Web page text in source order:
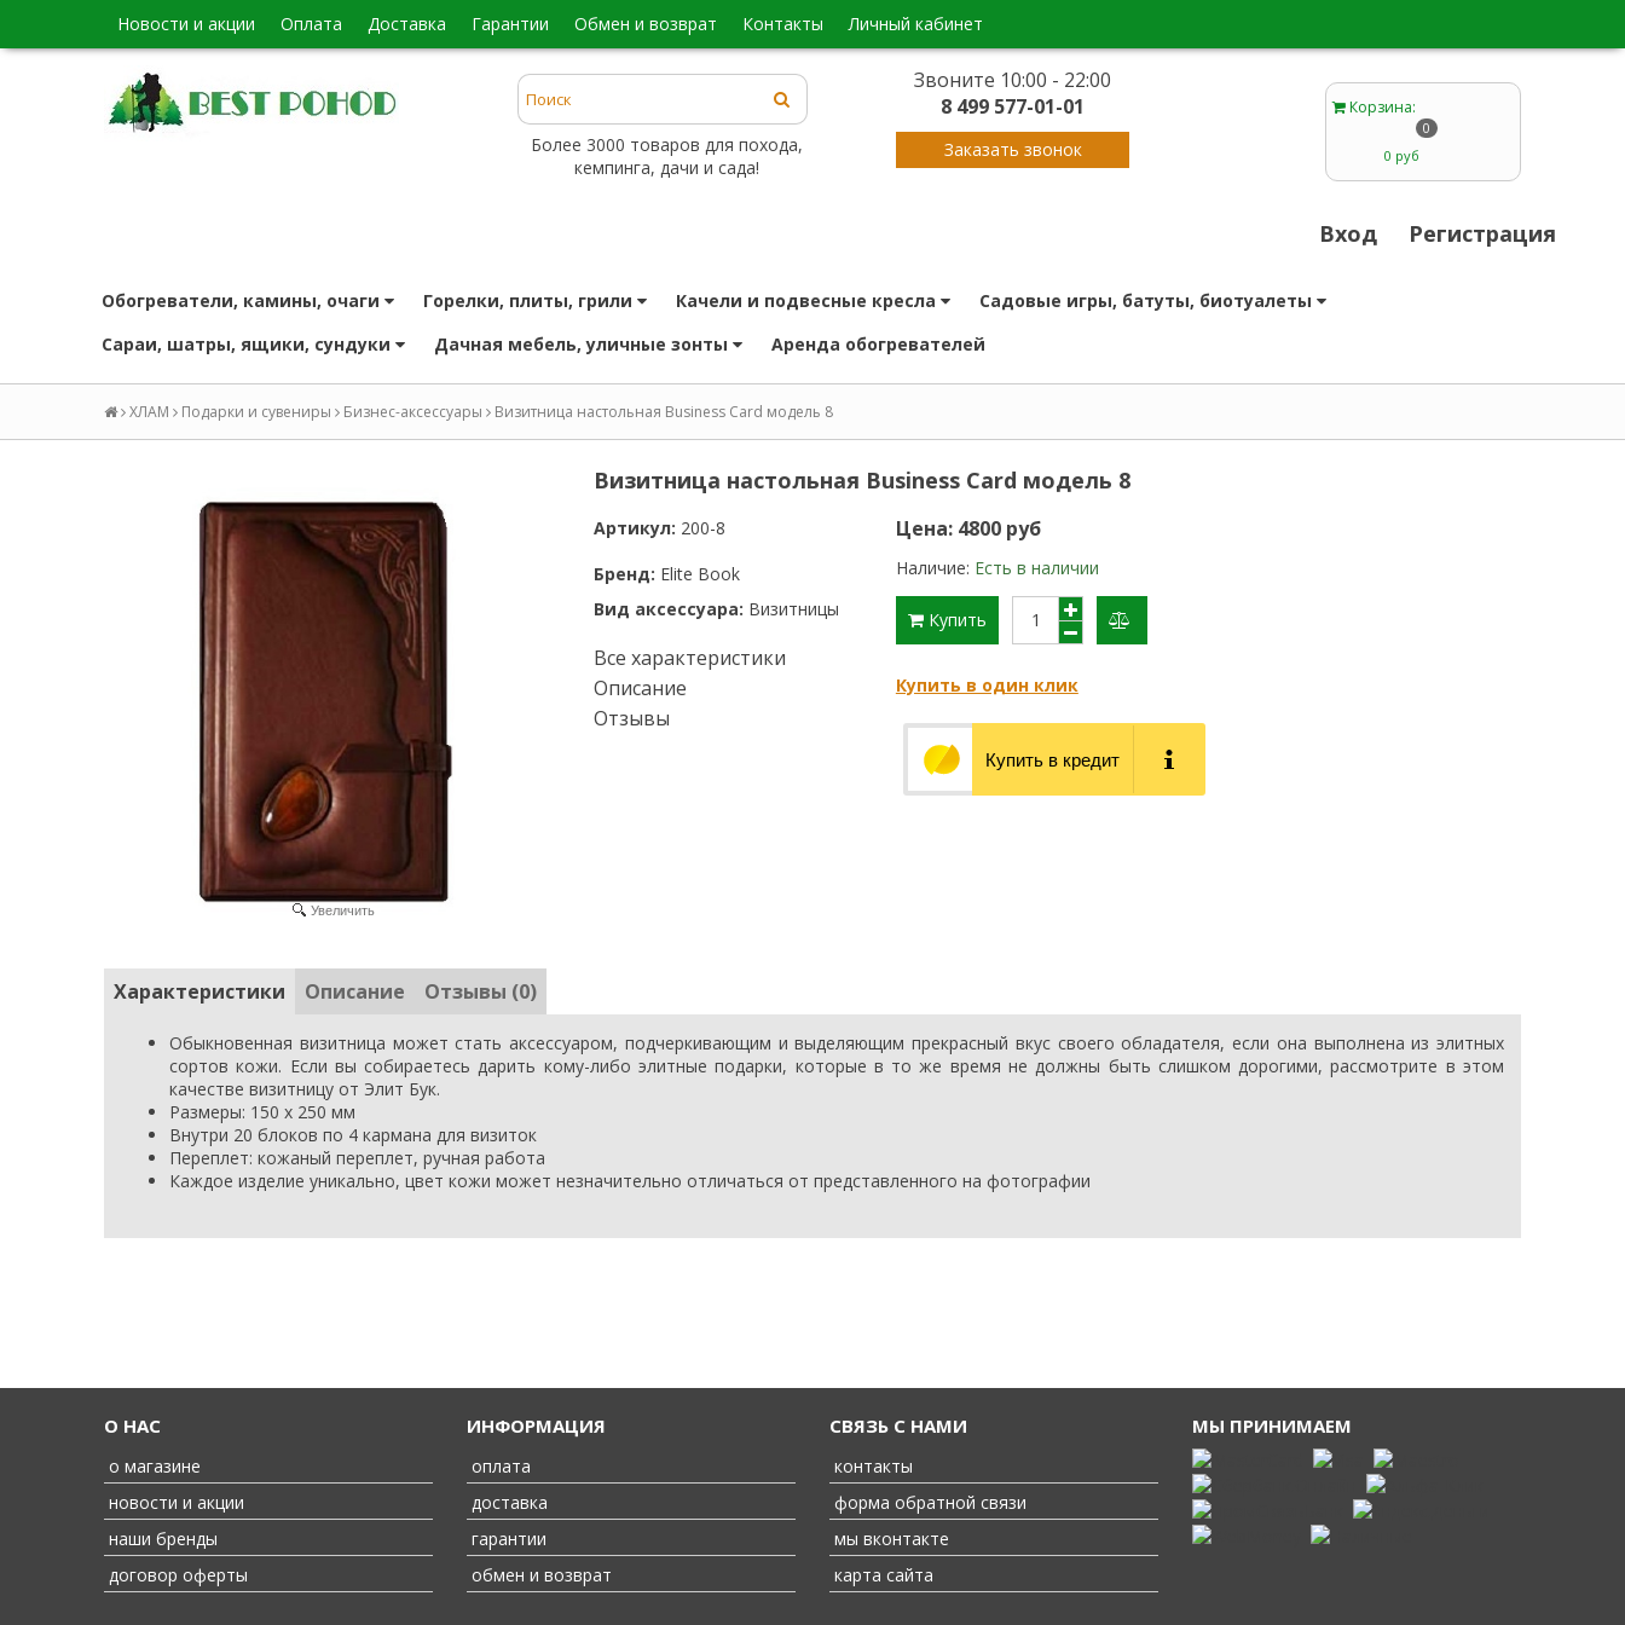
новости и акции оплата доставка гарантии обмен и возврат контакты личный кабинет
Звоните 10:00 - 22:00
8 499 577-01-01
Более 3000 товаров для похода,
кемпинга, дачи и сада!
Заказать звонок
Корзина:
0
0 руб
Вход Регистрация
обогреватели, камины, очаги горелки, плиты, грили качели и подвесные кресла
садовые игры, батуты, биотуалеты
сараи, шатры, ящики, сундуки
дачная мебель, уличные зонты аренда обогревателей
ХЛАМ Подарки и сувениры Бизнес-аксессуары Визитница настольная Business Card модель 8
Увеличить
Визитница настольная Business Card модель 8
Артикул: 200-8
Бренд: Elite Book
Вид аксессуара: Визитницы
Все характеристики
Описание
Отзывы
Цена: 4800 руб
Наличие: Есть в наличии
Купить
Купить в один клик
Купить в кредит
Характеристики Описание Отзывы (0)
Обыкновенная визитница может стать аксессуаром, подчеркивающим и выделяющим прекрасный вкус своего обладателя, если она выполнена из элитных
сортов кожи. Если вы собираетесь дарить кому-либо элитные подарки, которые в то же время не должны быть слишком дорогими, рассмотрите в этом
качестве визитницу от Элит Бук.
Размеры: 150 х 250 мм
Внутри 20 блоков по 4 кармана для визиток
Переплет: кожаный переплет, ручная работа
Каждое изделие уникально, цвет кожи может незначительно отличаться от представленного на фотографии
О НАС
о магазине
новости и акции
наши бренды
договор оферты
ИНФОРМАЦИЯ
оплата
доставка
гарантии
обмен и возврат
СВЯЗЬ С НАМИ
контакты
форма обратной связи
мы вконтакте
карта сайта
МЫ ПРИНИМАЕМ